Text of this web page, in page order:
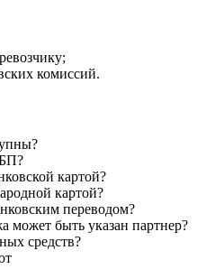
комиссий.
картой?
картой?
переводом?
может быть указан партнер?
средств?